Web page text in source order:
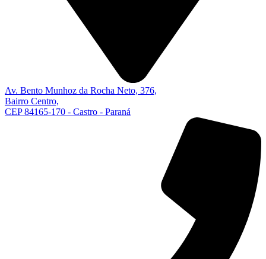
Av. Bento Munhoz da Rocha Neto, 376,
Bairro Centro,
CEP 84165-170 - Castro - Paraná